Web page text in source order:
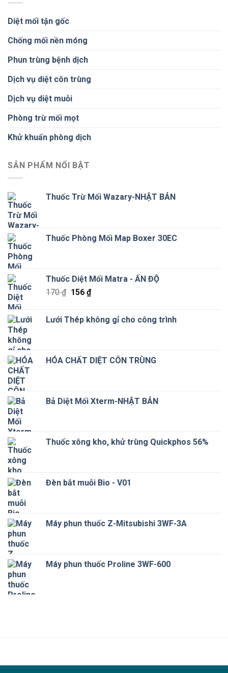
Diệt mối tận gốc
Chống mối nền móng
Phun trùng bệnh dịch
Dịch vụ diệt côn trùng
Dịch vụ diệt muỗi
Phòng trừ mối mọt
Khử khuẩn phòng dịch
SẢN PHẨM NỔI BẬT
Thuốc Trừ Mối Wazary-NHẬT BẢN
Thuốc Phòng Mối Map Boxer 30EC
Thuốc Diệt Mối Matra - ẤN ĐỘ
170₫ Giá
170 ₫.
156 ₫Giá
là:
Lưới Thép không gỉ cho công trình
HÓA CHẤT DIỆT CÔN TRÙNG
Bả Diệt Mối Xterm-NHẬT BẢN
Thuốc xông kho, khử trùng Quickphos 56%
Đèn bắt muỗi Bio - V01
Máy phun thuốc Z-Mitsubishi 3WF-3A
Máy phun thuốc Proline 3WF-600